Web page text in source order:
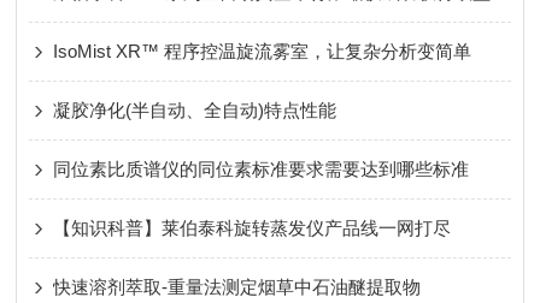
IsoMist XR™ 程序控温旋流雾室，让复杂分析变简单
凝胶净化(半自动、全自动)特点性能
同位素比质谱仪的同位素标准要求需要达到哪些标准
【知识科普】莱伯泰科旋转蒸发仪产品线一网打尽
快速溶剂萃取-重量法测定烟草中石油醚提取物